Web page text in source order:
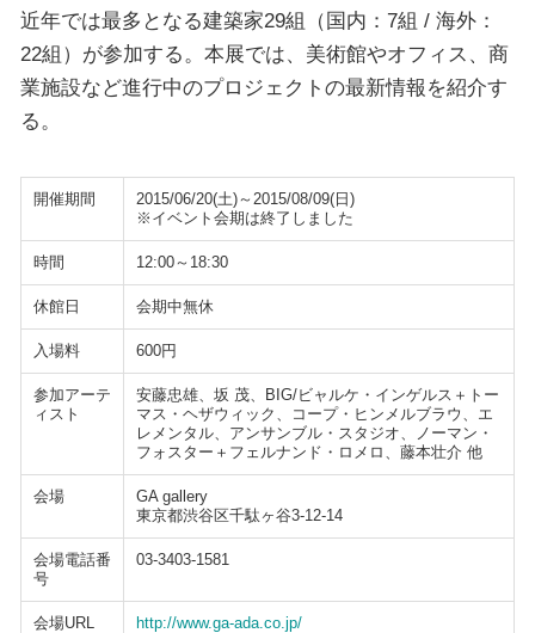
近年では最多となる建築家29組（国内：7組 / 海外：
22組）が参加する。本展では、美術館やオフィス、商
業施設など進行中のプロジェクトの最新情報を紹介す
る。
開催期間
2015/06/20(土)～2015/08/09(日)
※イベント会期は終了しました
時間 12:00～18:30
休館日 会期中無休
入場料 600円
参加アーテ
ィスト
安藤忠雄、坂 茂、BIG/ビャルケ・インゲルス＋トー
マス・ヘザウィック、コープ・ヒンメルブラウ、エ
レメンタル、アンサンブル・スタジオ、ノーマン・
フォスター＋フェルナンド・ロメロ、藤本壮介 他
会場
GA gallery
東京都渋谷区千駄ヶ谷3-12-14
会場電話番
号
03-3403-1581
会場URL http://www.ga-ada.co.jp/